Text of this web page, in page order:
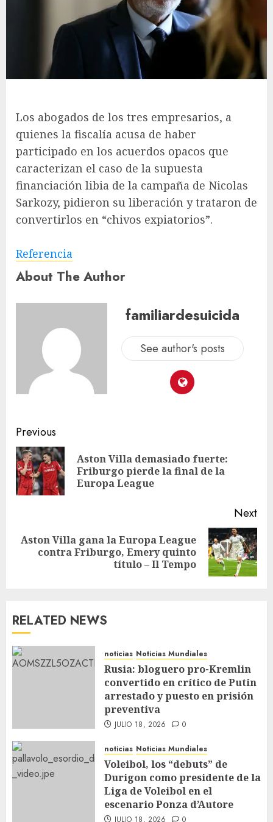
Los abogados de los tres empresarios, a
quienes la fiscalía acusa de haber
participado en los acuerdos opacos que
caracterizan el caso de la supuesta
financiación libia de la campaña de Nicolas
Sarkozy, pidieron su liberación y trataron de
convertirlos en “chivos expiatorios”.
Referencia
About The Author
familiardesuicida
See author's posts
Previous
Aston Villa demasiado fuerte:
Friburgo pierde la final de la
Europa League
Next
Aston Villa gana la Europa League
contra Friburgo, Emery quinto
título – Il Tempo
RELATED NEWS
noticias Noticias Mundiales
Rusia: bloguero pro-Kremlin
convertido en crítico de Putin
arrestado y puesto en prisión
preventiva
JULIO 18, 2026 0
noticias Noticias Mundiales
Voleibol, los “debuts” de
Durigon como presidente de la
Liga de Voleibol en el
escenario Ponza d’Autore
JULIO 18, 2026 0